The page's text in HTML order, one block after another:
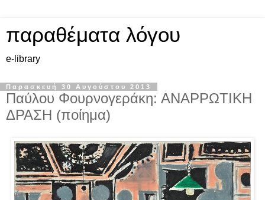
παραθέματα λόγου
e-library
Παρασκευή 30 Αυγούστου 2013
Παύλου Φουρνογεράκη: ΑΝΑΡΡΩΤΙΚΗ
ΔΡΑΣΗ (ποίημα)